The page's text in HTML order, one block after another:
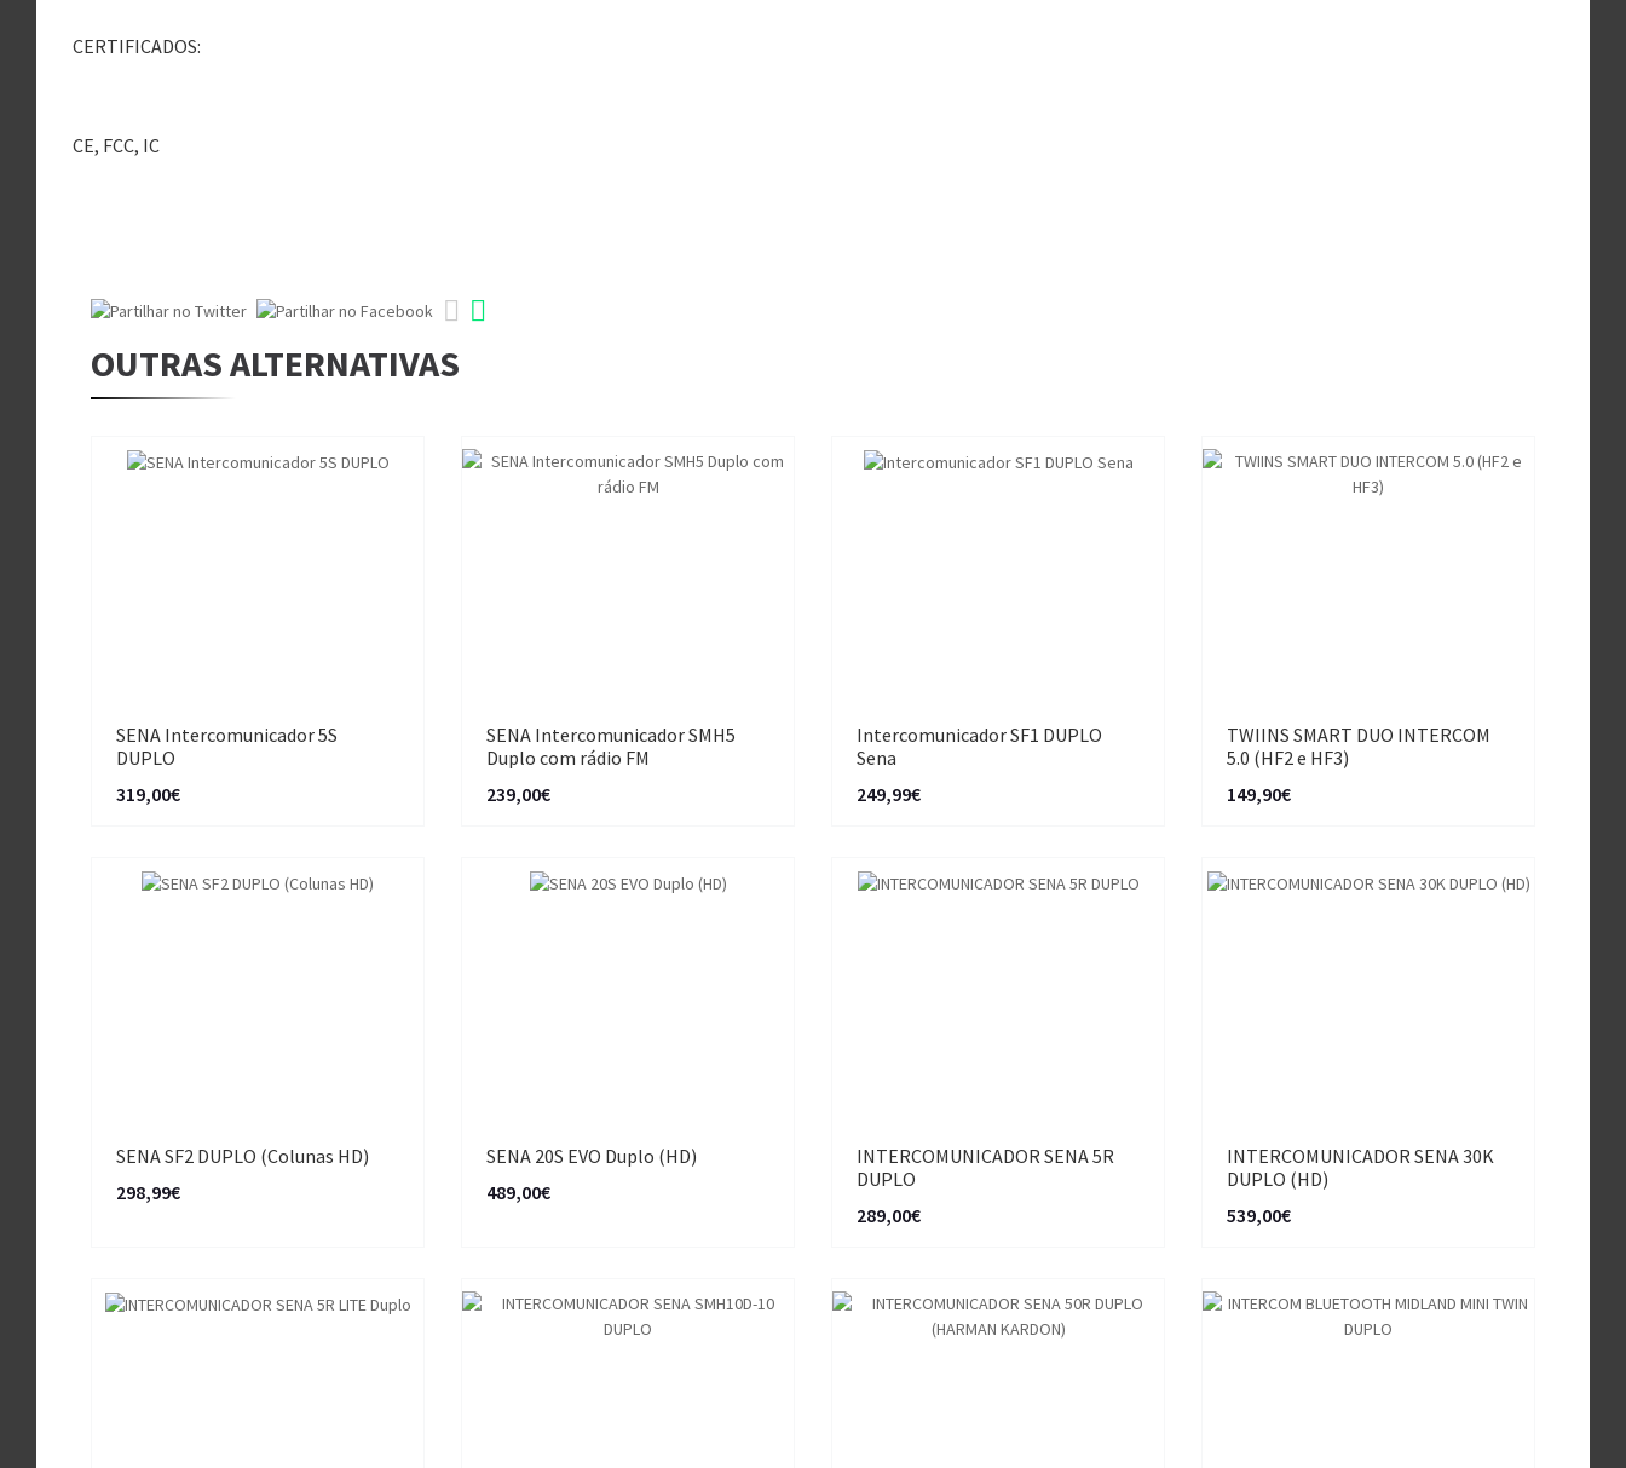
CERTIFICADOS:
CE, FCC, IC
OUTRAS ALTERNATIVAS
SENA Intercomunicador 5S
DUPLO
319,00€
SENA Intercomunicador SMH5
Duplo com rádio FM
239,00€
Intercomunicador SF1 DUPLO
Sena
249,99€
TWIINS SMART DUO INTERCOM
5.0 (HF2 e HF3)
149,90€
SENA SF2 DUPLO (Colunas HD)
298,99€
SENA 20S EVO Duplo (HD)
489,00€
INTERCOMUNICADOR SENA 5R
DUPLO
289,00€
INTERCOMUNICADOR SENA 30K
DUPLO (HD)
539,00€